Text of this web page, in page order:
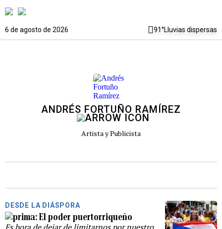
6 de agosto de 2026 91°Lluvias dispersas
ANDRÉS FORTUÑO RAMÍREZ
Artista y Publicista
DESDE LA DIÁSPORA
El poder puertorriqueño